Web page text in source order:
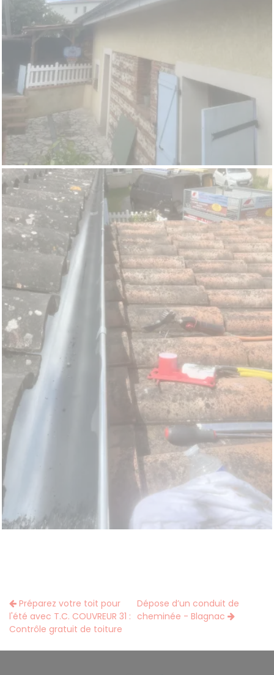
Préparez votre toit pour
l'été avec T.C. COUVREUR 31 :
Contrôle gratuit de toiture
Dépose d’un conduit de
cheminée - Blagnac